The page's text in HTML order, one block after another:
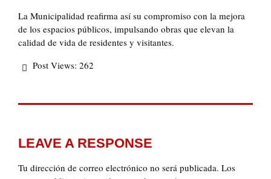
La Municipalidad reafirma así su compromiso con la mejora
de los espacios públicos, impulsando obras que elevan la
calidad de vida de residentes y visitantes.
Post Views: 262
LEAVE A RESPONSE
Tu dirección de correo electrónico no será publicada. Los